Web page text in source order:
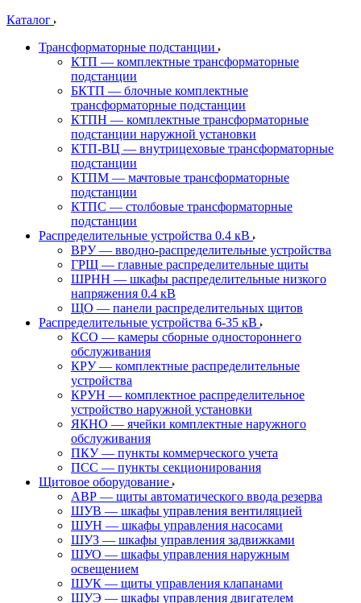
Каталог
Трансформаторные подстанции
КТП — комплектные трансформаторные
подстанции
БКТП — блочные комплектные
трансформаторные подстанции
КТПН — комплектные трансформаторные
подстанции наружной установки
КТП-ВЦ — внутрицеховые трансформаторные
подстанции
КТПМ — мачтовые трансформаторные
подстанции
КТПС — столбовые трансформаторные
подстанции
Распределительные устройства 0.4 кВ
ВРУ — вводно-распределительные устройства
ГРЩ — главные распределительные щиты
ШРНН — шкафы распределительные низкого
напряжения 0.4 кВ
ЩО — панели распределительных щитов
Распределительные устройства 6-35 кВ
КСО — камеры сборные одностороннего
обслуживания
КРУ — комплектные распределительные
устройства
КРУН — комплектное распределительное
устройство наружной установки
ЯКНО — ячейки комплектные наружного
обслуживания
ПКУ — пункты коммерческого учета
ПСС — пункты секционирования
Щитовое оборудование
АВР — щиты автоматического ввода резерва
ШУВ — шкафы управления вентиляцией
ШУН — шкафы управления насосами
ШУЗ — шкафы управления задвижками
ШУО — шкафы управления наружным
освещением
ШУК — щиты управления клапанами
ШУЭ — шкафы управления двигателем